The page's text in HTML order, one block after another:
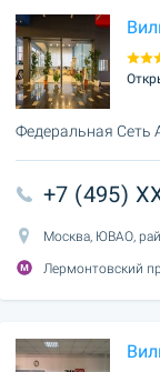
Федеральная Сеть
+7 (495)
Москва, ЮВАО,
Лермонтовский